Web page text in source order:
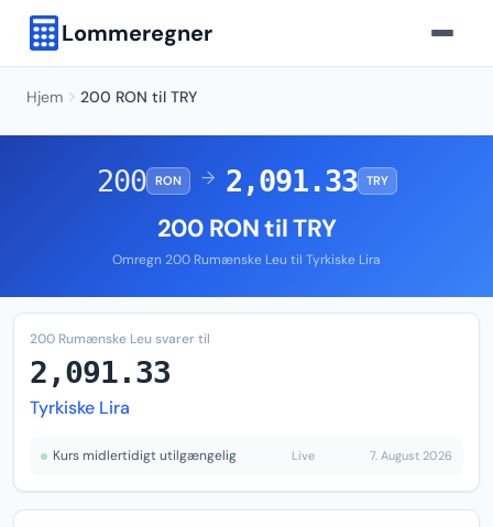
Lommeregner
Hjem 200 RON til TRY
200 RON → 2,091.33 TRY
200 RON til TRY
Omregn 200 Rumænske Leu til Tyrkiske Lira
200 Rumænske Leu svarer til
2,091.33
Tyrkiske Lira
Kurs midlertidigt utilgængelig Live 7. August 2026